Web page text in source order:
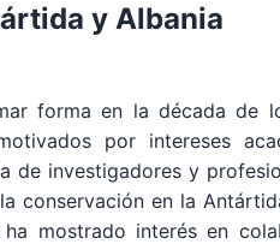
y Albania
forma en la década de
por intereses
de investigadores y
conservación en la
mostrado interés en